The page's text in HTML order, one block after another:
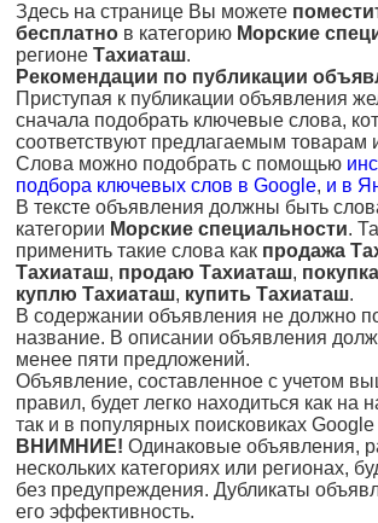
Здесь на странице Вы можете
бесплатно в категорию Морские
регионе Тахиаташ.
Рекомендации по публикации
Приступая к публикации объявления
сначала подобрать ключевые слова,
соответствуют предлагаемым товарам
Слова можно подобрать с помощью
подбора ключевых слов в Google, и в
В тексте объявления должны быть
категории Морские специальности.
применить такие слова как продажа
Тахиаташ, продаю Тахиаташ,
куплю Тахиаташ, купить Тахиаташ.
В содержании объявления не должно
название. В описании объявления
менее пяти предложений.
Объявление, составленное с учетом
правил, будет легко находиться как на
так и в популярных поисковиках
ВНИМНИЕ! Одинаковые объявления,
нескольких категориях или регионах,
без предупреждения. Дубликаты
его эффективность.